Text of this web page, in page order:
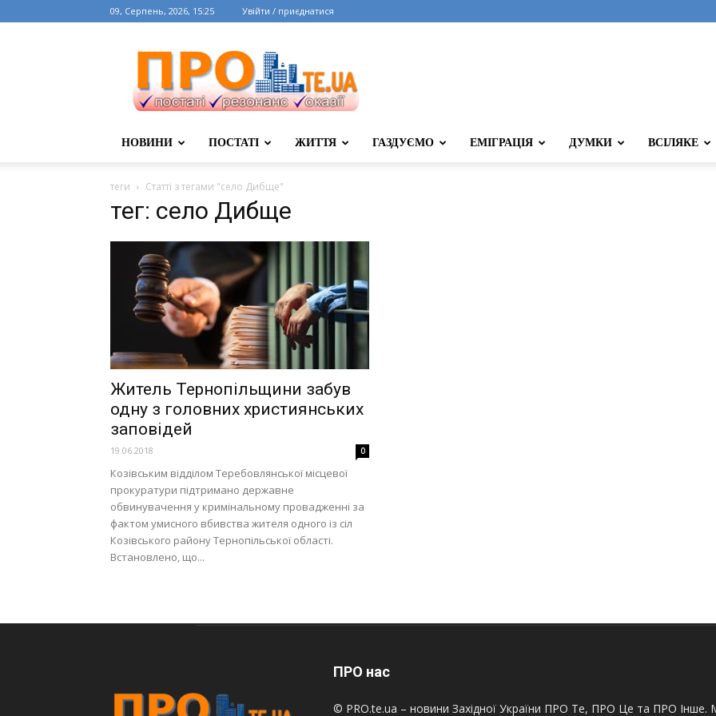
09, Серпень, 2026, 15:25 Увійти / приєднатися
НОВИНИ ПОСТАТІ ЖИТТЯ ГАЗДУЄМО ЕМІГРАЦІЯ ДУМКИ ВСІЛЯКЕ
теги Статті з тегами "село Дибще"
тег: село Дибще
Житель Тернопільщини забув
одну з головних християнських
заповідей
19.06.2018 0
Козівським відділом Теребовлянської місцевої
прокуратури підтримано державне
обвинувачення у кримінальному провадженні за
фактом умисного вбивства жителя одного із сіл
Козівського району Тернопільської області.
Встановлено, що...
ПРО нас
© PRO.te.ua – новини Західної України ПРО Те, ПРО Це та ПРО Інше.